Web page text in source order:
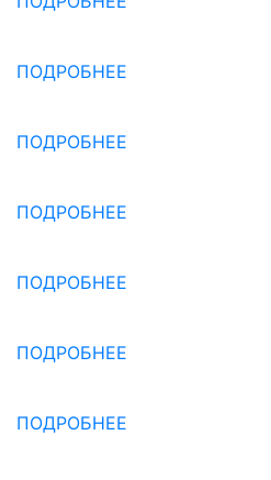
ПОДРОБНЕЕ
ПОДРОБНЕЕ
ПОДРОБНЕЕ
ПОДРОБНЕЕ
ПОДРОБНЕЕ
ПОДРОБНЕЕ